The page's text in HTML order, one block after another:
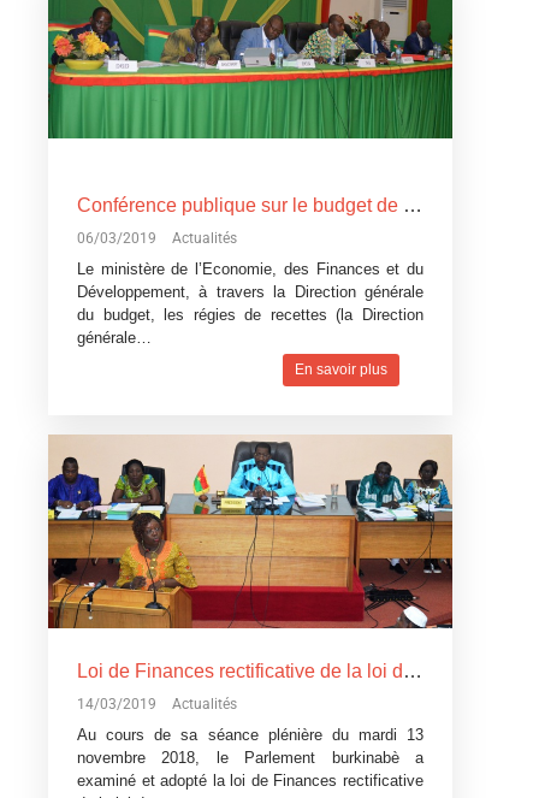
Conférence publique sur le budget de l’Etat, exercice 2019: Devoir de transparence vis-à-vis des citoyens burkinabè
06/03/2019 Actualités
Le ministère de l’Economie, des Finances et du
Développement, à travers la Direction générale
du budget, les régies de recettes (la Direction
générale…
En savoir plus
Loi de Finances rectificative de la loi de Finances pour l’exécution du budget 2018: Un réajustement pour tenir compte du contexte difficile
14/03/2019 Actualités
Au cours de sa séance plénière du mardi 13
novembre 2018, le Parlement burkinabè a
examiné et adopté la loi de Finances rectificative